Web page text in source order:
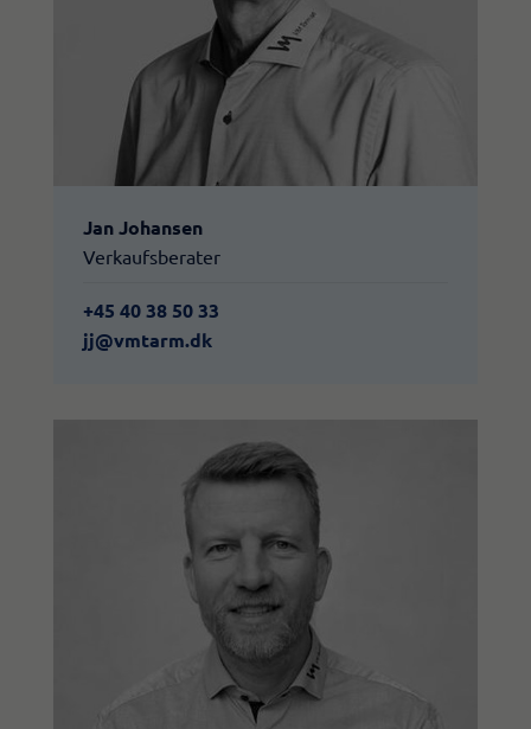
Jan Johansen
Verkaufsberater
+45 40 38 50 33
jj@vmtarm.dk